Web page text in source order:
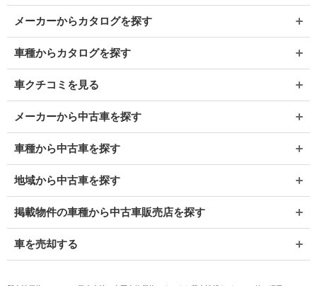
メーカーからカタログを探す
車種からカタログを探す
車クチコミを見る
メーカーから中古車を探す
車種から中古車を探す
地域から中古車を探す
掲載物件の車種から中古車販売店を探す
車を売却する